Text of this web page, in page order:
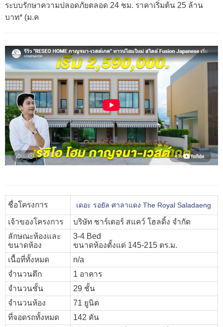
ระบบรักษาความปลอดภัยตลอด 24 ชม. ราคาเริ่มต้น 25 ล้าน
บาท* (ม.ค
ชื่อโครงการ เดอะ รอยัล ศาลาแดง The Royal Saladaeng
เจ้าของโครงการ
บริษัท ชาร์เตอร์ สแคว์ โฮลดิ้ง จำกัด
ลักษณะห้องและ
ขนาดห้อง
3-4 Bed
ขนาดห้องตั้งแต่ 145-215 ตร.ม.
เนื้อที่ทั้งหมด
n/a
จำนวนตึก
1 อาคาร
จำนวนชั้น
29 ชั้น
จำนวนห้อง
71 ยูนิต
ที่จอดรถทั้งหมด
142 คัน